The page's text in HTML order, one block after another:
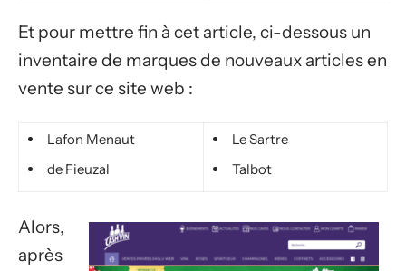
Et pour mettre fin à cet article, ci-dessous un
inventaire de marques de nouveaux articles en
vente sur ce site web :
Lafon Menaut
de Fieuzal
Le Sartre
Talbot
Alors,
après